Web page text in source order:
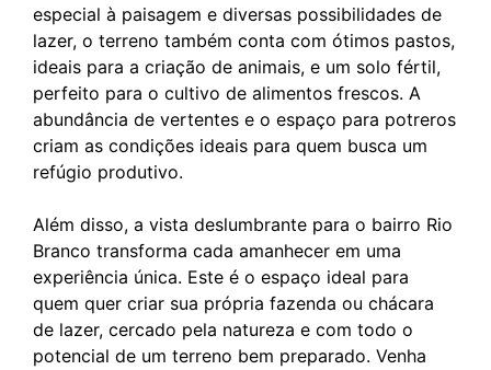
especial à paisagem e diversas possibilidades de
lazer, o terreno também conta com ótimos pastos,
ideais para a criação de animais, e um solo fértil,
perfeito para o cultivo de alimentos frescos. A
abundância de vertentes e o espaço para potreros
criam as condições ideais para quem busca um
refúgio produtivo.
Além disso, a vista deslumbrante para o bairro Rio
Branco transforma cada amanhecer em uma
experiência única. Este é o espaço ideal para
quem quer criar sua própria fazenda ou chácara
de lazer, cercado pela natureza e com todo o
potencial de um terreno bem preparado. Venha